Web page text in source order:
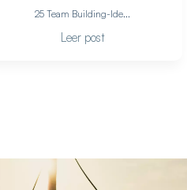
25 Team Building-Ide...
Leer post